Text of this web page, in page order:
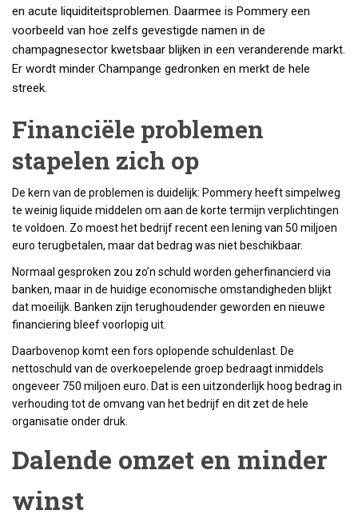
en acute liquiditeitsproblemen. Daarmee is Pommery een
voorbeeld van hoe zelfs gevestigde namen in de
champagnesector kwetsbaar blijken in een veranderende markt.
Er wordt minder Champange gedronken en merkt de hele
streek.
Financiële problemen
stapelen zich op
De kern van de problemen is duidelijk: Pommery heeft simpelweg
te weinig liquide middelen om aan de korte termijn verplichtingen
te voldoen. Zo moest het bedrijf recent een lening van 50 miljoen
euro terugbetalen, maar dat bedrag was niet beschikbaar.
Normaal gesproken zou zo’n schuld worden geherfinancierd via
banken, maar in de huidige economische omstandigheden blijkt
dat moeilijk. Banken zijn terughoudender geworden en nieuwe
financiering bleef voorlopig uit.
Daarbovenop komt een fors oplopende schuldenlast. De
nettoschuld van de overkoepelende groep bedraagt inmiddels
ongeveer 750 miljoen euro. Dat is een uitzonderlijk hoog bedrag in
verhouding tot de omvang van het bedrijf en dit zet de hele
organisatie onder druk.
Dalende omzet en minder
winst